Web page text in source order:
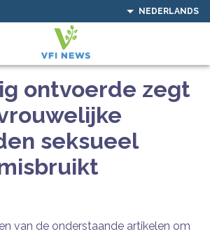
NEDERLANDS
ontvoerde zegt
seksueel
van de onderstaande artikelen om